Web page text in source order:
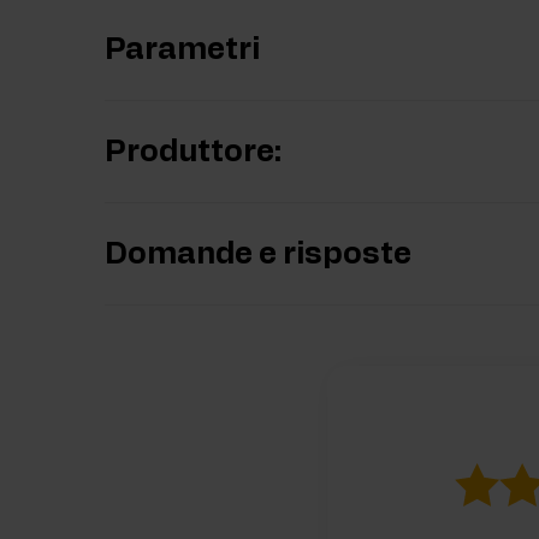
Parametri
Produttore:
Domande e risposte